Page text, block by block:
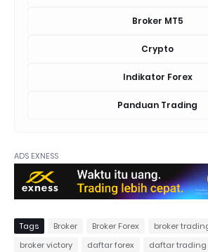
Broker MT5
Crypto
Indikator Forex
Panduan Trading
ADS EXNESS
Tags Broker Broker Forex
broker
broker victory
daftar forex daftar trading